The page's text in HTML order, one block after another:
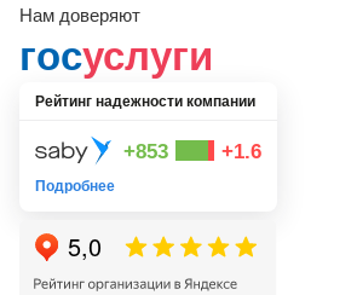
Нам доверяют
госуслуги
Рейтинг надежности компании
+853 +1.6
Подробнее